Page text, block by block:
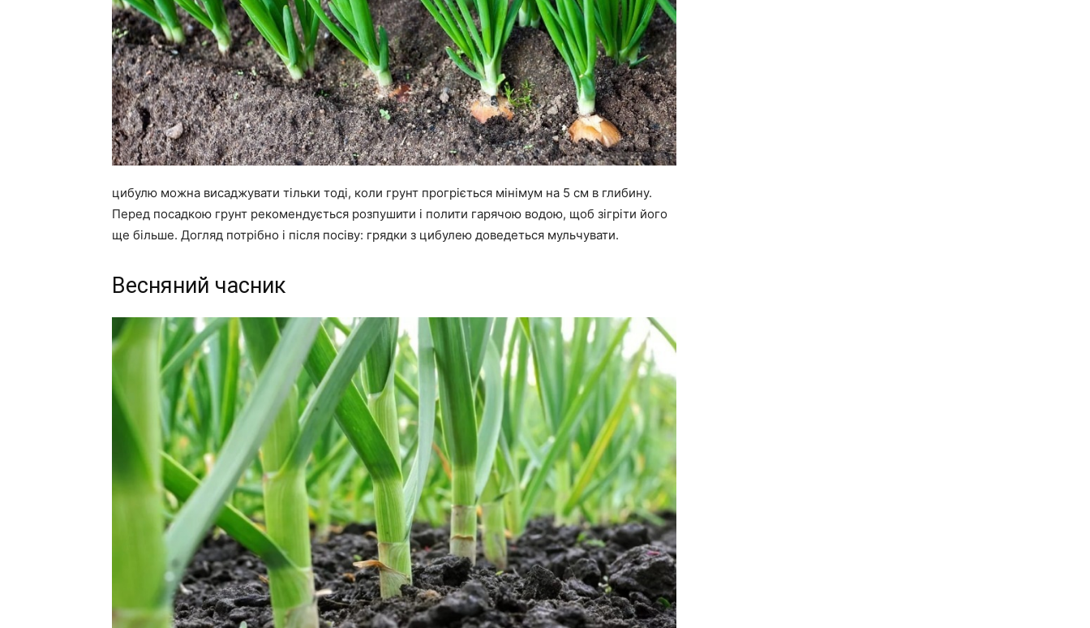
цибулю можна висаджувати тільки тоді, коли грунт прогріється мінімум на 5 см в глибину.
Перед посадкою грунт рекомендується розпушити і полити гарячою водою, щоб зігріти його
ще більше. Догляд потрібно і після посіву: грядки з цибулею доведеться мульчувати.
Весняний часник